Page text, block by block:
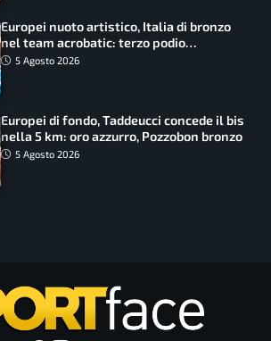
Europei nuoto artistico, Italia di bronzo
nel team acrobatic: terzo podio
consecutivo
5 Agosto 2026
Europei di fondo, Taddeucci concede il bis
nella 5 km: oro azzurro, Pozzobon bronzo
5 Agosto 2026